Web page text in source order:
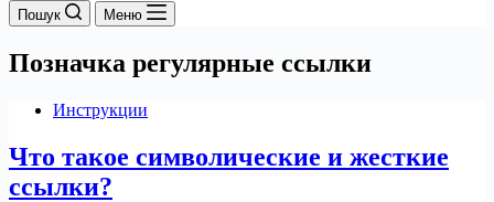
Пошук Меню
Позначка регулярные ссылки
Инструкции
Что такое символические и жесткие
ссылки?